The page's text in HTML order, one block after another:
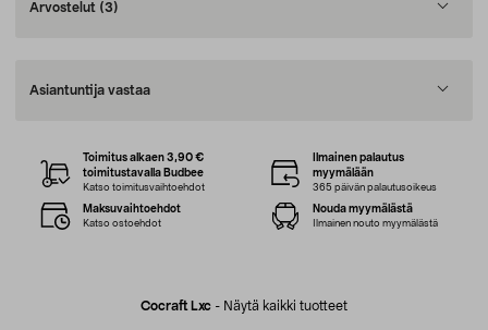
Arvostelut (3)
Asiantuntija vastaa
Cocraft Lxc - Näytä kaikki tuotteet
Toimitus alkaen 3,90 €
toimitustavalla Budbee
Katso toimitusvaihtoehdot
Ilmainen palautus
myymälään
365 päivän palautusoikeus
Maksuvaihtoehdot
Katso ostoehdot
Nouda myymälästä
Ilmainen nouto myymälästä